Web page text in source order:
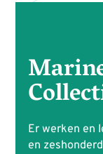
Er werken en
en